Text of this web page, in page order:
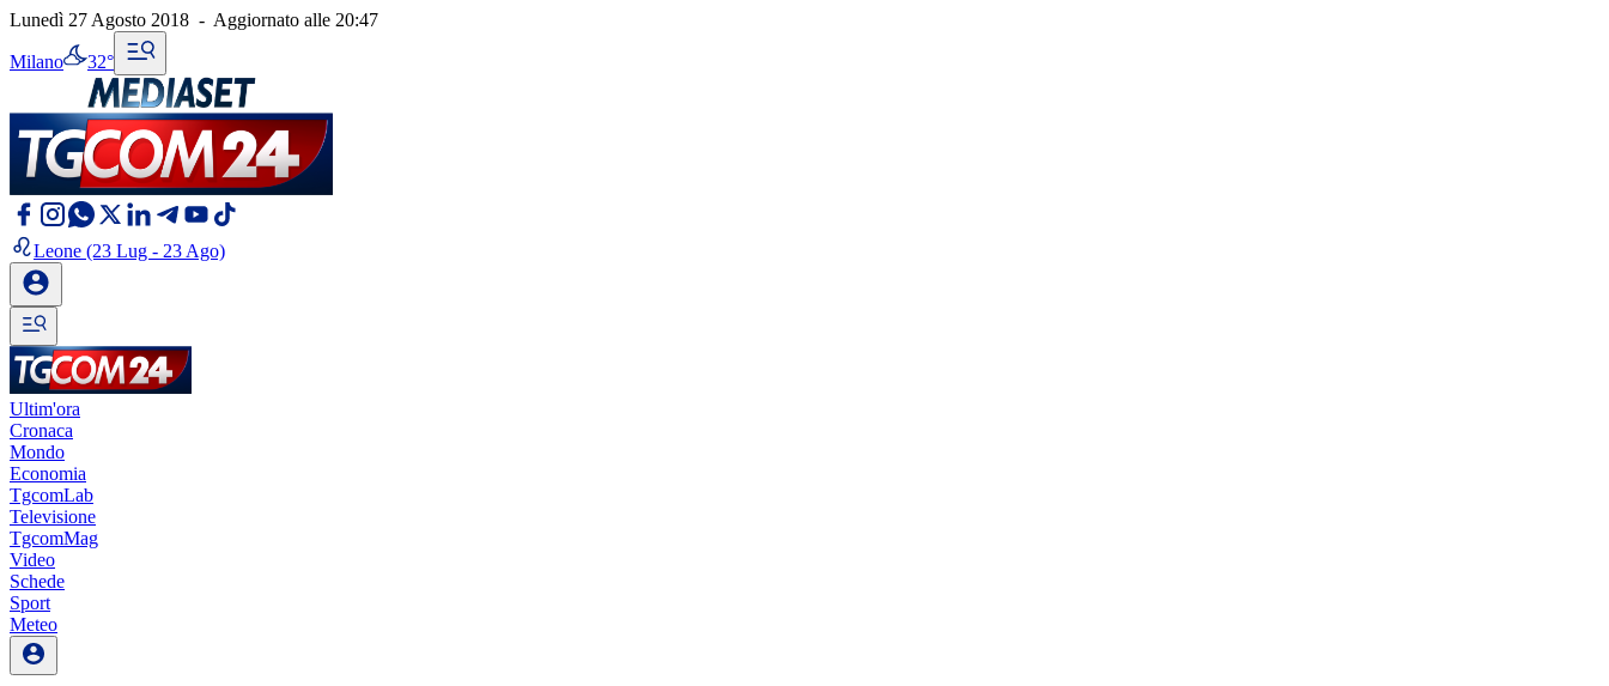
Lunedì 27 Agosto 2018 - Aggiornato alle 20:47
Milano 32°
Leone (23 Lug - 23 Ago)
Ultim'ora
Cronaca
Mondo
Economia
TgcomLab
Televisione
TgcomMag
Video
Schede
Sport
Meteo